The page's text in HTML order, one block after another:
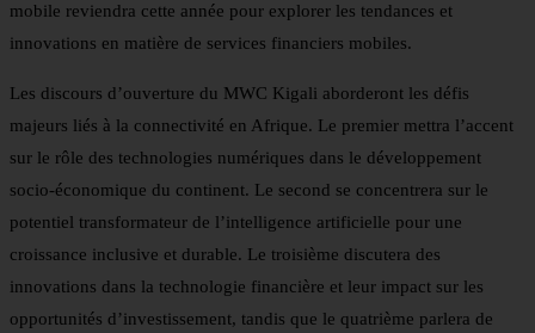
mobile reviendra cette année pour explorer les tendances et
innovations en matière de services financiers mobiles.
Les discours d’ouverture du MWC Kigali aborderont les défis
majeurs liés à la connectivité en Afrique. Le premier mettra l’accent
sur le rôle des technologies numériques dans le développement
socio-économique du continent. Le second se concentrera sur le
potentiel transformateur de l’intelligence artificielle pour une
croissance inclusive et durable. Le troisième discutera des
innovations dans la technologie financière et leur impact sur les
opportunités d’investissement, tandis que le quatrième parlera de